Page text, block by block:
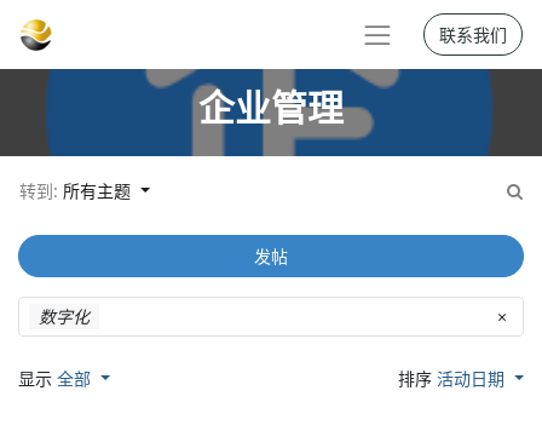
联系我们
企业管理
转到: 所有主题
数字化 ×
发帖
显示 全部 排序活动日期